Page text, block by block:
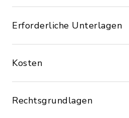
Erforderliche Unterlagen
Kosten
Rechtsgrundlagen